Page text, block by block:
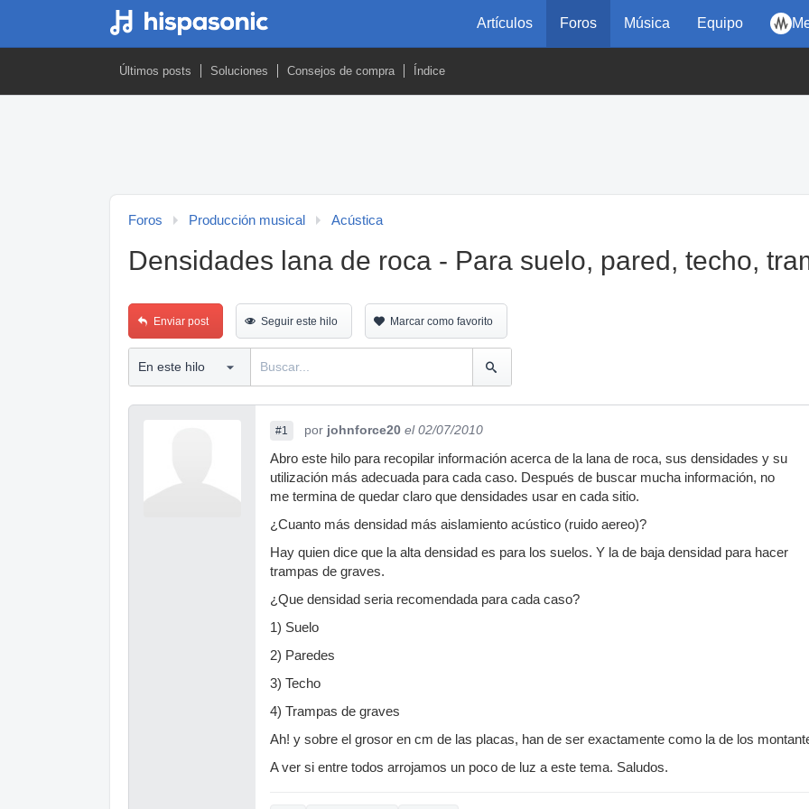
Artículos Foros Música Equipo
Últimos posts Soluciones Consejos de compra Índice
Foros Producción musical Acústica
Densidades lana de roca - Para suelo, pared, techo,
Enviar post Seguir este hilo Marcar como favorito
#1 por johnforce20 el 02/07/2010
Abro este hilo para recopilar información acerca de la lana de roca, sus densidades y su
utilización más adecuada para cada caso. Después de buscar mucha información, no
me termina de quedar claro que densidades usar en cada sitio.
¿Cuanto más densidad más aislamiento acústico (ruido aereo)?
Hay quien dice que la alta densidad es para los suelos. Y la de baja densidad para hacer
trampas de graves.
¿Que densidad seria recomendada para cada caso?
1) Suelo
2) Paredes
3) Techo
4) Trampas de graves
Ah! y sobre el grosor en cm de las placas, han de ser exactamente como la de los
A ver si entre todos arrojamos un poco de luz a este tema. Saludos.